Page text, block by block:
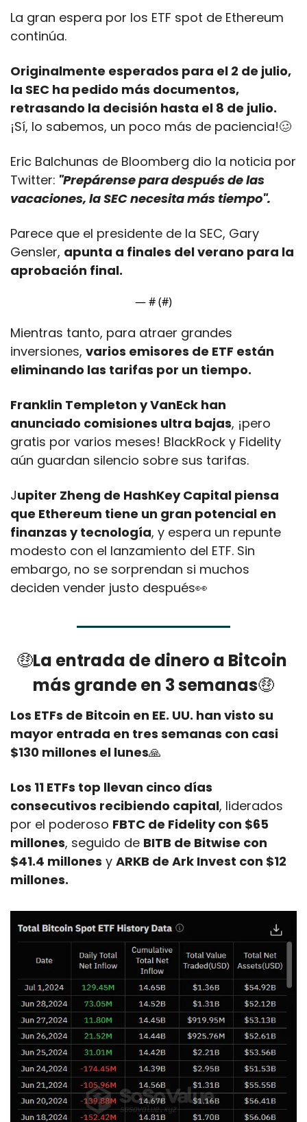
La gran espera por los ETF spot de Ethereum
continúa.
Originalmente esperados para el 2 de julio,
la SEC ha pedido más documentos,
retrasando la decisión hasta el 8 de julio.
¡Sí, lo sabemos, un poco más de paciencia!🥴
Eric Balchunas de Bloomberg dio la noticia por
Twitter: "Prepárense para después de las
vacaciones, la SEC necesita más tiempo".
Parece que el presidente de la SEC, Gary
Gensler, apunta a finales del verano para la
aprobación final.
— # (#)
Mientras tanto, para atraer grandes
inversiones, varios emisores de ETF están
eliminando las tarifas por un tiempo.
Franklin Templeton y VanEck han
anunciado comisiones ultra bajas, ¡pero
gratis por varios meses! BlackRock y Fidelity
aún guardan silencio sobre sus tarifas.
Jupiter Zheng de HashKey Capital piensa
que Ethereum tiene un gran potencial en
finanzas y tecnología, y espera un repunte
modesto con el lanzamiento del ETF. Sin
embargo, no se sorprendan si muchos
deciden vender justo después👀
🤑La entrada de dinero a Bitcoin
más grande en 3 semanas🤑
Los ETFs de Bitcoin en EE. UU. han visto su
mayor entrada en tres semanas con casi
$130 millones el lunes🙏
Los 11 ETFs top llevan cinco días
consecutivos recibiendo capital, liderados
por el poderoso FBTC de Fidelity con $65
millones, seguido de BITB de Bitwise con
$41.4 millones y ARKB de Ark Invest con $12
millones.